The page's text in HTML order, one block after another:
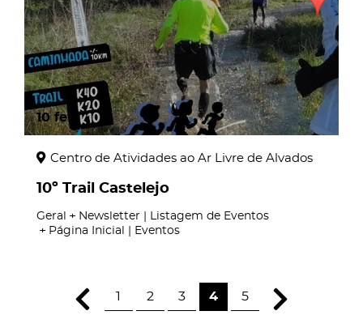
10 fev
Centro de Atividades ao Ar Livre de Alvados
10º Trail Castelejo
Geral
Newsletter | Listagem de Eventos
Página Inicial | Eventos
1 2 3 4 5